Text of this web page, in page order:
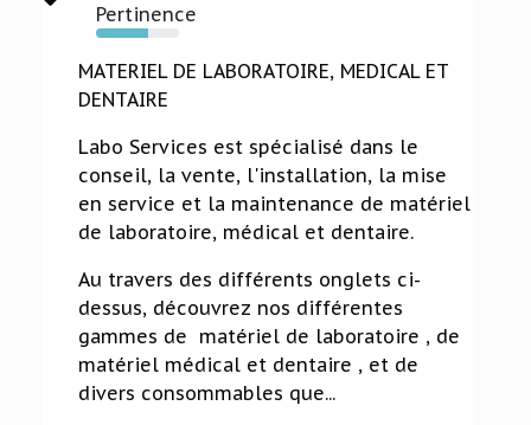
Pertinence
63%
MATERIEL DE LABORATOIRE, MEDICAL ET
DENTAIRE
Labo Services est spécialisé dans le
conseil, la vente, l'installation, la mise
en service et la maintenance de matériel
de laboratoire, médical et dentaire.
Au travers des différents onglets ci-
dessus, découvrez nos différentes
gammes de matériel de laboratoire , de
matériel médical et dentaire , et de
divers consommables que...